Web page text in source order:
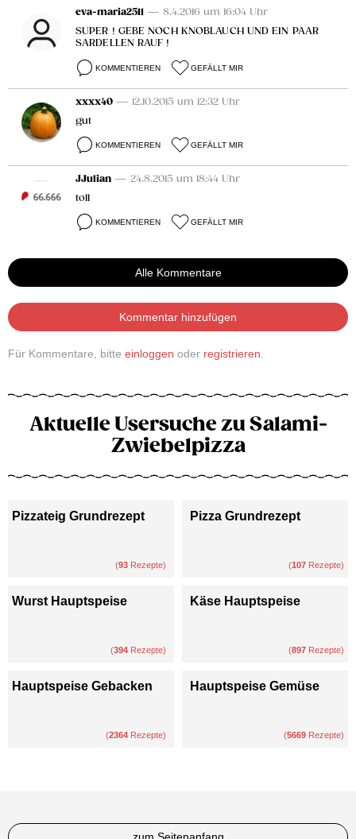
eva-maria2511 — 8.4.2016 um 16:04 Uhr
SUPER ! GEBE NOCH KNOBLAUCH UND EIN PAAR
SARDELLEN RAUF !
KOMMENTIEREN GEFÄLLT MIR
xxxx40 — 12.10.2015 um 12:32 Uhr
gut
KOMMENTIEREN GEFÄLLT MIR
JJulian — 24.8.2015 um 18:44 Uhr
toll
KOMMENTIEREN GEFÄLLT MIR
Alle Kommentare
Kommentar hinzufügen
Für Kommentare, bitte einloggen oder registrieren
Aktuelle Usersuche zu Salami-
Zwiebelpizza
Pizzateig Grundrezept
(93 Rezepte)
Pizza Grundrezept
(107 Rezepte)
Wurst Hauptspeise
(394 Rezepte)
Käse Hauptspeise
(897 Rezepte)
Hauptspeise Gebacken
(2364 Rezepte)
Hauptspeise Gemüse
(5669 Rezepte)
zum Seitenanfang